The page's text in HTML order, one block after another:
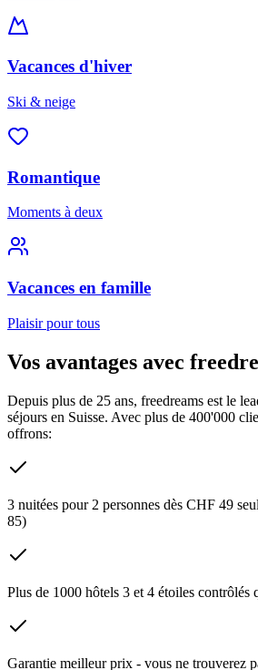
Vacances d'hiver
Ski & neige
Romantique
Moments à deux
Vacances en famille
Plaisir pour tous
Vos avantages avec
Depuis plus de 25 ans, freedreams est le
séjours en Suisse. Avec plus de 400'000
offrons:
3 nuitées pour 2 personnes dès CHF 49
85)
Plus de 1000 hôtels 3 et 4 étoiles contrôlés
Garantie meilleur prix - vous ne trouverez